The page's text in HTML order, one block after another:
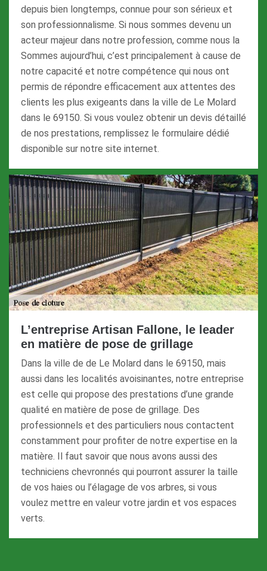
depuis bien longtemps, connue pour son sérieux et
son professionnalisme. Si nous sommes devenu un
acteur majeur dans notre profession, comme nous la
Sommes aujourd’hui, c’est principalement à cause de
notre capacité et notre compétence qui nous ont
permis de répondre efficacement aux attentes des
clients les plus exigeants dans la ville de Le Molard
dans le 69150. Si vous voulez obtenir un devis détaillé
de nos prestations, remplissez le formulaire dédié
disponible sur notre site internet.
L’entreprise Artisan Fallone, le leader
en matière de pose de grillage
Dans la ville de de Le Molard dans le 69150, mais
aussi dans les localités avoisinantes, notre entreprise
est celle qui propose des prestations d’une grande
qualité en matière de pose de grillage. Des
professionnels et des particuliers nous contactent
constamment pour profiter de notre expertise en la
matière. Il faut savoir que nous avons aussi des
techniciens chevronnés qui pourront assurer la taille
de vos haies ou l’élagage de vos arbres, si vous
voulez mettre en valeur votre jardin et vos espaces
verts.